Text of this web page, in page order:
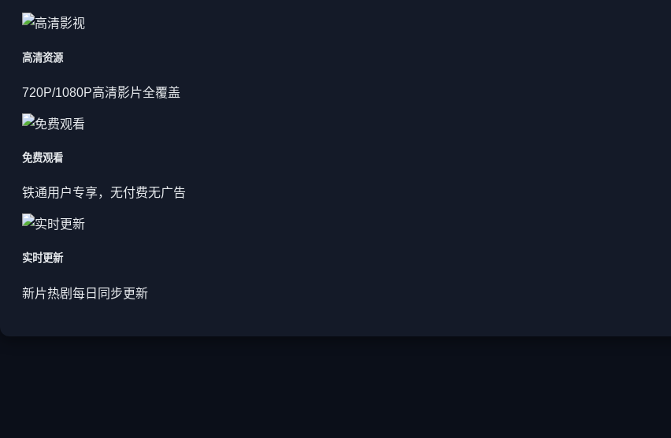
高清资源
720P/1080P高清影片全覆盖
免费观看
铁通用户专享，无付费无广告
实时更新
新片热剧每日同步更新